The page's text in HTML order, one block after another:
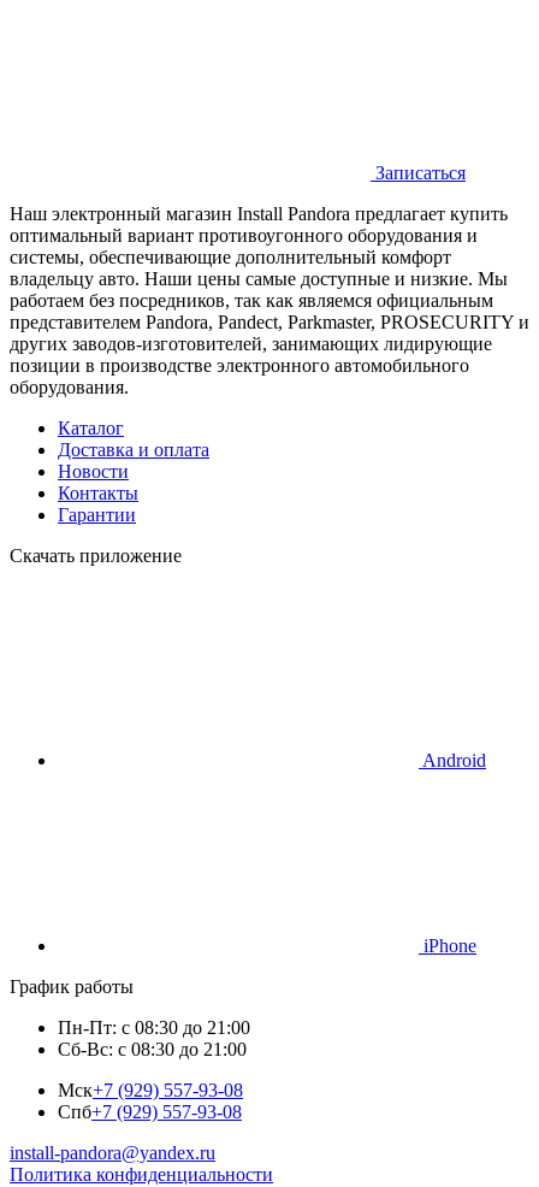
Записаться
Наш электронный магазин Install Pandora предлагает купить
оптимальный вариант противоугонного оборудования и
системы, обеспечивающие дополнительный комфорт
владельцу авто. Наши цены самые доступные и низкие. Мы
работаем без посредников, так как являемся официальным
представителем Pandora, Pandect, Parkmaster, PROSECURITY и
других заводов-изготовителей, занимающих лидирующие
позиции в производстве электронного автомобильного
оборудования.
Каталог
Доставка и оплата
Новости
Контакты
Гарантии
Скачать приложение
Android
iPhone
График работы
Пн-Пт: с 08:30 до 21:00
Сб-Вс: с 08:30 до 21:00
Мск+7 (929) 557-93-08
Спб+7 (929) 557-93-08
install-pandora@yandex.ru
Политика конфиденциальности